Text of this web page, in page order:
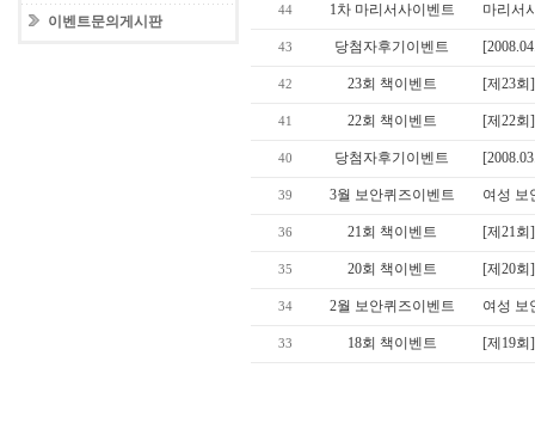
이벤트문의게시판
44 1차 마리서사이벤트 마리서
43 당첨자후기이벤트
42 23회 책이벤트 [제23회]
41 22회 책이벤트 [제22회]
40 당첨자후기이벤트
39 3월 보안퀴즈이벤트 여성 보
36 21회 책이벤트 [제21회]
35 20회 책이벤트 [제20회]
34 2월 보안퀴즈이벤트 여성 보
33 18회 책이벤트 [제19회]